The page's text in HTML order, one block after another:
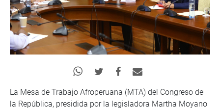
La Mesa de Trabajo Afroperuana (MTA) del Congreso de
la República, presidida por la legisladora Martha Moyano